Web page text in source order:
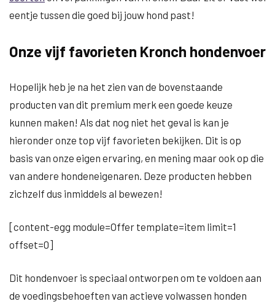
eentje tussen die goed bij jouw hond past!
Onze vijf favorieten Kronch hondenvoer
Hopelijk heb je na het zien van de bovenstaande
producten van dit premium merk een goede keuze
kunnen maken! Als dat nog niet het geval is kan je
hieronder onze top vijf favorieten bekijken. Dit is op
basis van onze eigen ervaring, en mening maar ook op die
van andere hondeneigenaren. Deze producten hebben
zichzelf dus inmiddels al bewezen!
[content-egg module=Offer template=item limit=1
offset=0]
Dit hondenvoer is speciaal ontworpen om te voldoen aan
de voedingsbehoeften van actieve volwassen honden